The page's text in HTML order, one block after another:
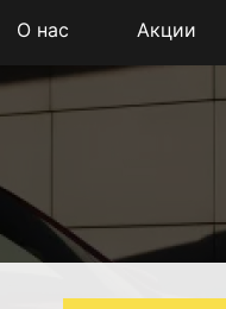
О нас Акции